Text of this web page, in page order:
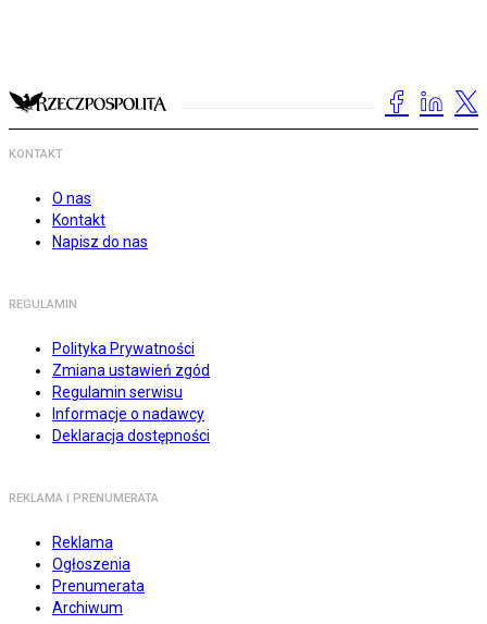
KONTAKT
O nas
Kontakt
Napisz do nas
REGULAMIN
Polityka Prywatności
Zmiana ustawień zgód
Regulamin serwisu
Informacje o nadawcy
Deklaracja dostępności
REKLAMA I PRENUMERATA
Reklama
Ogłoszenia
Prenumerata
Archiwum